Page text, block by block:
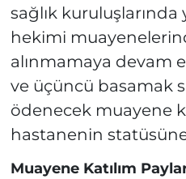
sağlık
hekimi
alınmamaya devam
ve üçüncü basamak
ödenecek muayene
hastanenin statüsüne
Muayene Katılım